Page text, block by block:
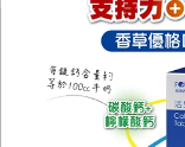
是否繳費成功／繳費後
客戶支援中心」https://
【注意事項】
１．透過由恩沛科技股
易，需依本服務之必要
權轉讓予恩沛科技股份
每筆NT$125
付款後門市自取
免運費